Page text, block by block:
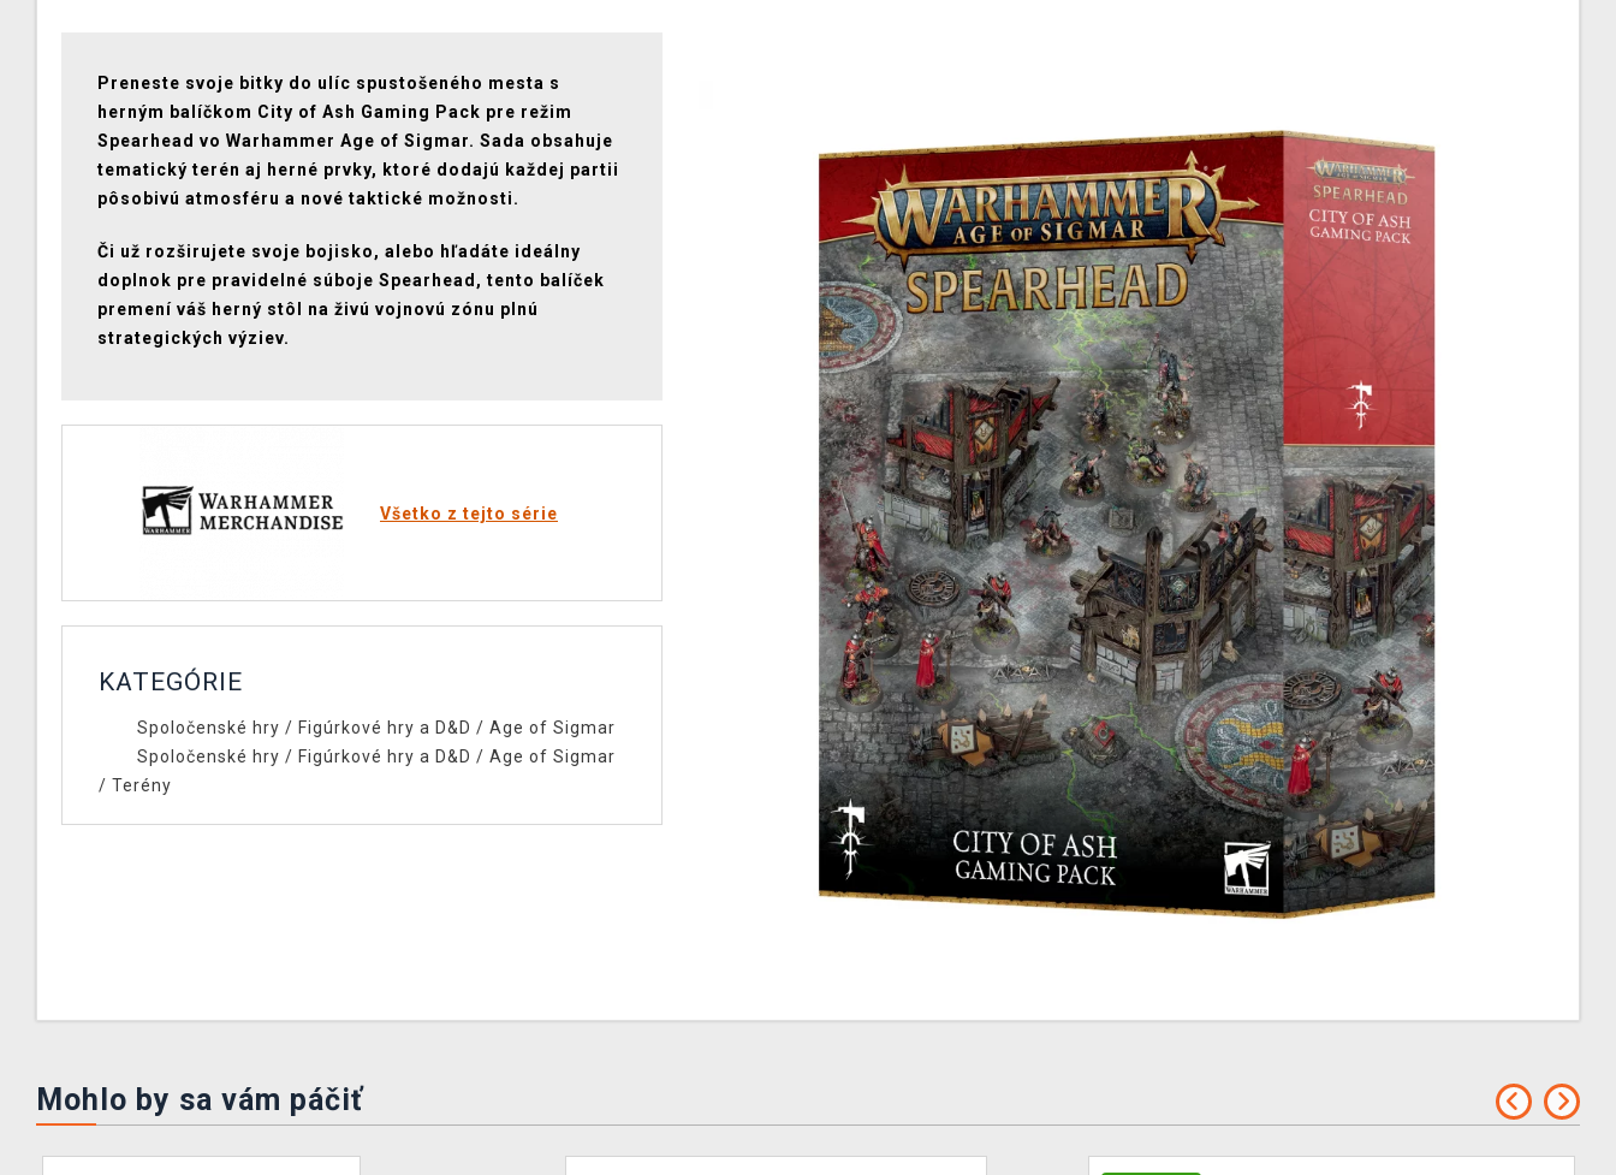
Preneste svoje bitky do ulíc spustošeného mesta s
herným balíčkom City of Ash Gaming Pack pre režim
Spearhead vo Warhammer Age of Sigmar. Sada obsahuje
tematický terén aj herné prvky, ktoré dodajú každej partii
pôsobivú atmosféru a nové taktické možnosti.
Či už rozširujete svoje bojisko, alebo hľadáte ideálny
doplnok pre pravidelné súboje Spearhead, tento balíček
premení váš herný stôl na živú vojnovú zónu plnú
strategických výziev.
Všetko z tejto série
KATEGÓRIE
Spoločenské hry / Figúrkové hry a D&D / Age of Sigmar
Spoločenské hry / Figúrkové hry a D&D / Age of Sigmar
/ Terény
Mohlo by sa vám páčiť